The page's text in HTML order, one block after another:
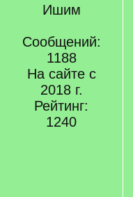
Ишим
Сообщений:
1188
На сайте с
2018 г.
Рейтинг:
1240